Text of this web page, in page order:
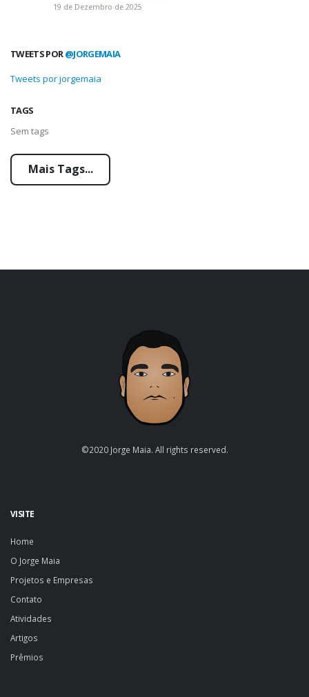
19 de Dezembro de 2025
TWEETS POR @JORGEMAIA
Tweets por jorgemaia
TAGS
Sem tags
Mais Tags...
©2020 Jorge Maia. All rights reserved.
VISITE
Home
O Jorge Maia
Projetos e Empresas
Contato
Atividades
Artigos
Prêmios